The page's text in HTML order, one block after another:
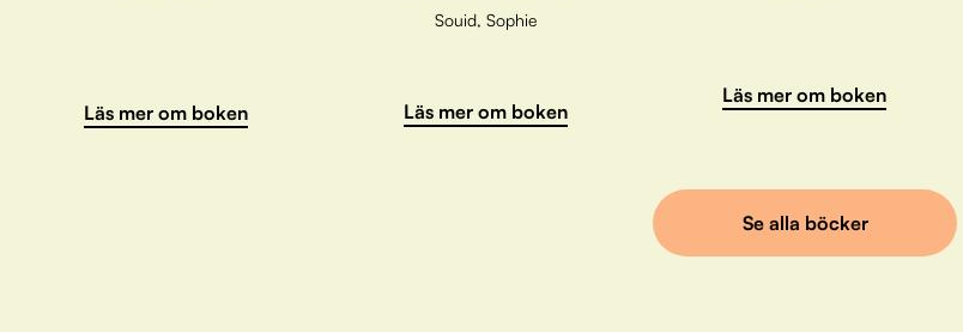
Läs mer om boken
Souid, Sophie
Läs mer om boken
Läs mer om boken
Se alla böcker